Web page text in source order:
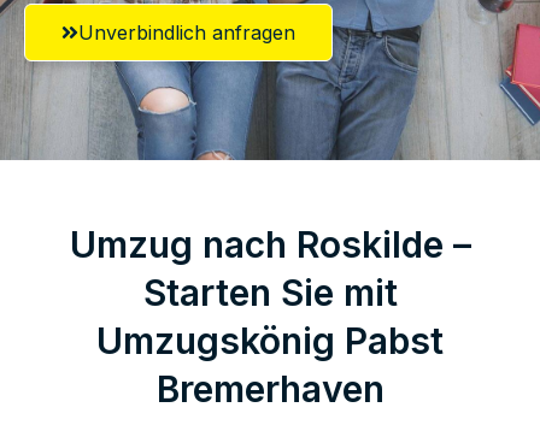
Unverbindlich anfragen
Umzug nach Roskilde –
Starten Sie mit
Umzugskönig Pabst
Bremerhaven